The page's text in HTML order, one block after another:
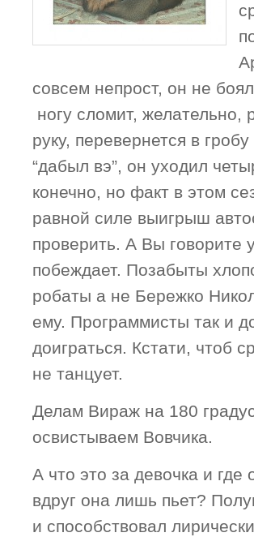
совсем непрост, он не
ногу сломит, желательно,
руку, перевернется в
“дабыл вэ”, он уходил
конечно, но факт в этом
равной силе выигрыш
проверить. А Вы говорите
побеждает. Позабыты
робаты а не Бережко
ему. Программисты так и
доиграться. Кстати, чтоб
не танцует.
Делам Вираж на 180
освистываем Вовчика.
А что это за девочка и где
вдруг она лишь пьет?
и способствовал